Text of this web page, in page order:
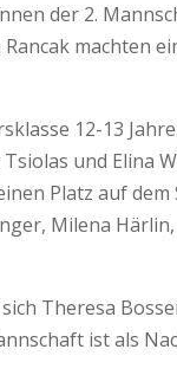
der 2.
machten
12-13
und Elina
Platz auf dem
Milena
Theresa
ist als